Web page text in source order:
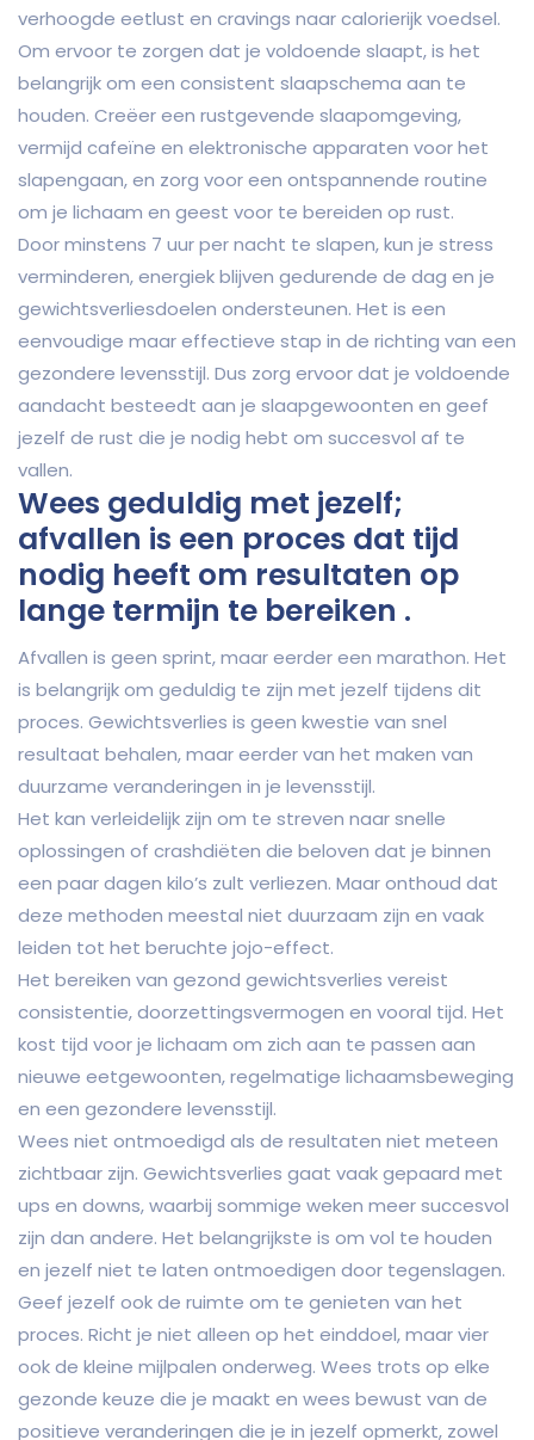
verhoogde eetlust en cravings naar calorierijk voedsel.
Om ervoor te zorgen dat je voldoende slaapt, is het
belangrijk om een consistent slaapschema aan te
houden. Creëer een rustgevende slaapomgeving,
vermijd cafeïne en elektronische apparaten voor het
slapengaan, en zorg voor een ontspannende routine
om je lichaam en geest voor te bereiden op rust.
Door minstens 7 uur per nacht te slapen, kun je stress
verminderen, energiek blijven gedurende de dag en je
gewichtsverliesdoelen ondersteunen. Het is een
eenvoudige maar effectieve stap in de richting van een
gezondere levensstijl. Dus zorg ervoor dat je voldoende
aandacht besteedt aan je slaapgewoonten en geef
jezelf de rust die je nodig hebt om succesvol af te
vallen.
Wees geduldig met jezelf;
afvallen is een proces dat tijd
nodig heeft om resultaten op
lange termijn te bereiken .
Afvallen is geen sprint, maar eerder een marathon. Het
is belangrijk om geduldig te zijn met jezelf tijdens dit
proces. Gewichtsverlies is geen kwestie van snel
resultaat behalen, maar eerder van het maken van
duurzame veranderingen in je levensstijl.
Het kan verleidelijk zijn om te streven naar snelle
oplossingen of crashdiëten die beloven dat je binnen
een paar dagen kilo’s zult verliezen. Maar onthoud dat
deze methoden meestal niet duurzaam zijn en vaak
leiden tot het beruchte jojo-effect.
Het bereiken van gezond gewichtsverlies vereist
consistentie, doorzettingsvermogen en vooral tijd. Het
kost tijd voor je lichaam om zich aan te passen aan
nieuwe eetgewoonten, regelmatige lichaamsbeweging
en een gezondere levensstijl.
Wees niet ontmoedigd als de resultaten niet meteen
zichtbaar zijn. Gewichtsverlies gaat vaak gepaard met
ups en downs, waarbij sommige weken meer succesvol
zijn dan andere. Het belangrijkste is om vol te houden
en jezelf niet te laten ontmoedigen door tegenslagen.
Geef jezelf ook de ruimte om te genieten van het
proces. Richt je niet alleen op het einddoel, maar vier
ook de kleine mijlpalen onderweg. Wees trots op elke
gezonde keuze die je maakt en wees bewust van de
positieve veranderingen die je in jezelf opmerkt, zowel